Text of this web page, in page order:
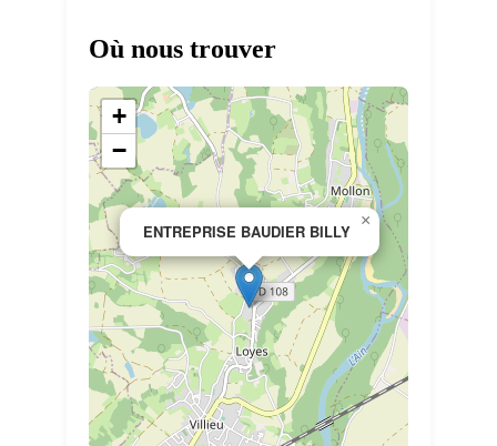
Où nous trouver
ENTREPRISE BAUDIER BILLY
×
+
−